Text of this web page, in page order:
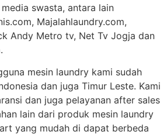
swasta, antara lain
Majalahlaundry.com,
Andy Metro tv, Net Tv Jogja dan
mesin laundry kami sudah
dan juga Timur Leste. Kami
dan juga pelayanan after sales
lain dari produk mesin laundry
yang mudah di dapat berbeda